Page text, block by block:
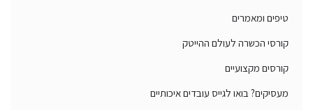
טיפים ומאמרים
קורסי הכשרה לעולם ההייטק
קורסים מקצועיים
מעסיקים? בואו לגייס עובדים איכותיים